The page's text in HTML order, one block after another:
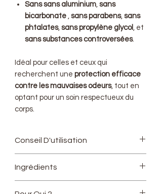
Sans sans aluminium, sans
bicarbonate , sans parabens, sans
phtalates, sans propylène glycol, et
sans substances controversées.
Idéal pour celles et ceux qui
recherchent une protection efficace
contre les mauvaises odeurs, tout en
optant pour un soin respectueux du
corps.
Conseil D'utilisation
propre. Avec la spatule, prendre
Ingrédients